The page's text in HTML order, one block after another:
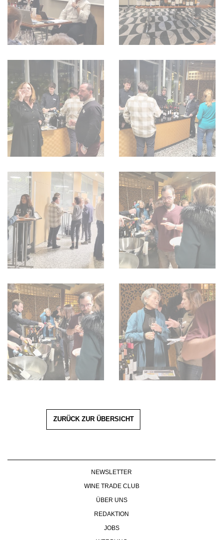
ZURÜCK ZUR ÜBERSICHT
NEWSLETTER
WINE TRADE CLUB
ÜBER UNS
REDAKTION
JOBS